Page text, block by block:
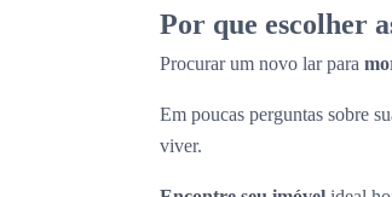
Por que escolher
Procurar um novo lar para
Em poucas perguntas sobre
viver.